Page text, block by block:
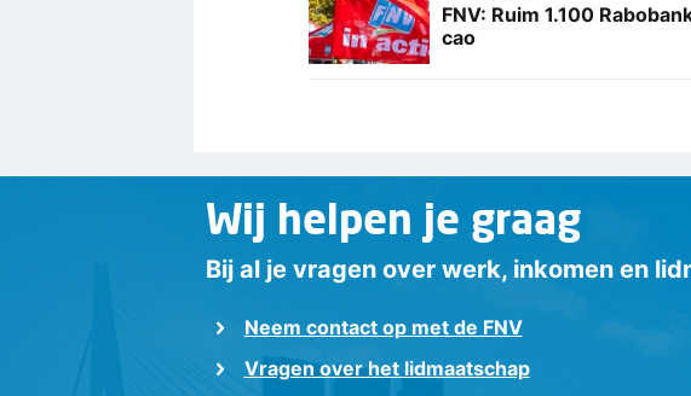
FNV: Ruim 1.100
cao
Wij helpen je graag
Bij al je vragen over werk, inkomen en
Neem contact op met de FNV
Vragen over het lidmaatschap